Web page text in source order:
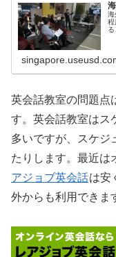
海
程
英会話教室の問題点
す。英会話教室はス
多いですが、スケジ
たりします。最近は
アジョブ英会話は安
外からも利用できま